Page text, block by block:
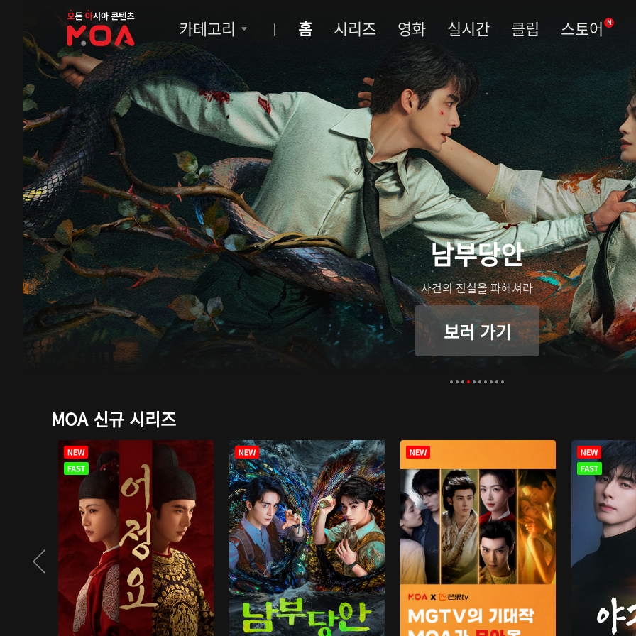
MOA
카테고리 홈 시리즈 영화 실시간 클립 스토어 N
남부당안
사건의 진실을 파헤쳐라
보러 가기
MOA 신규 시리즈